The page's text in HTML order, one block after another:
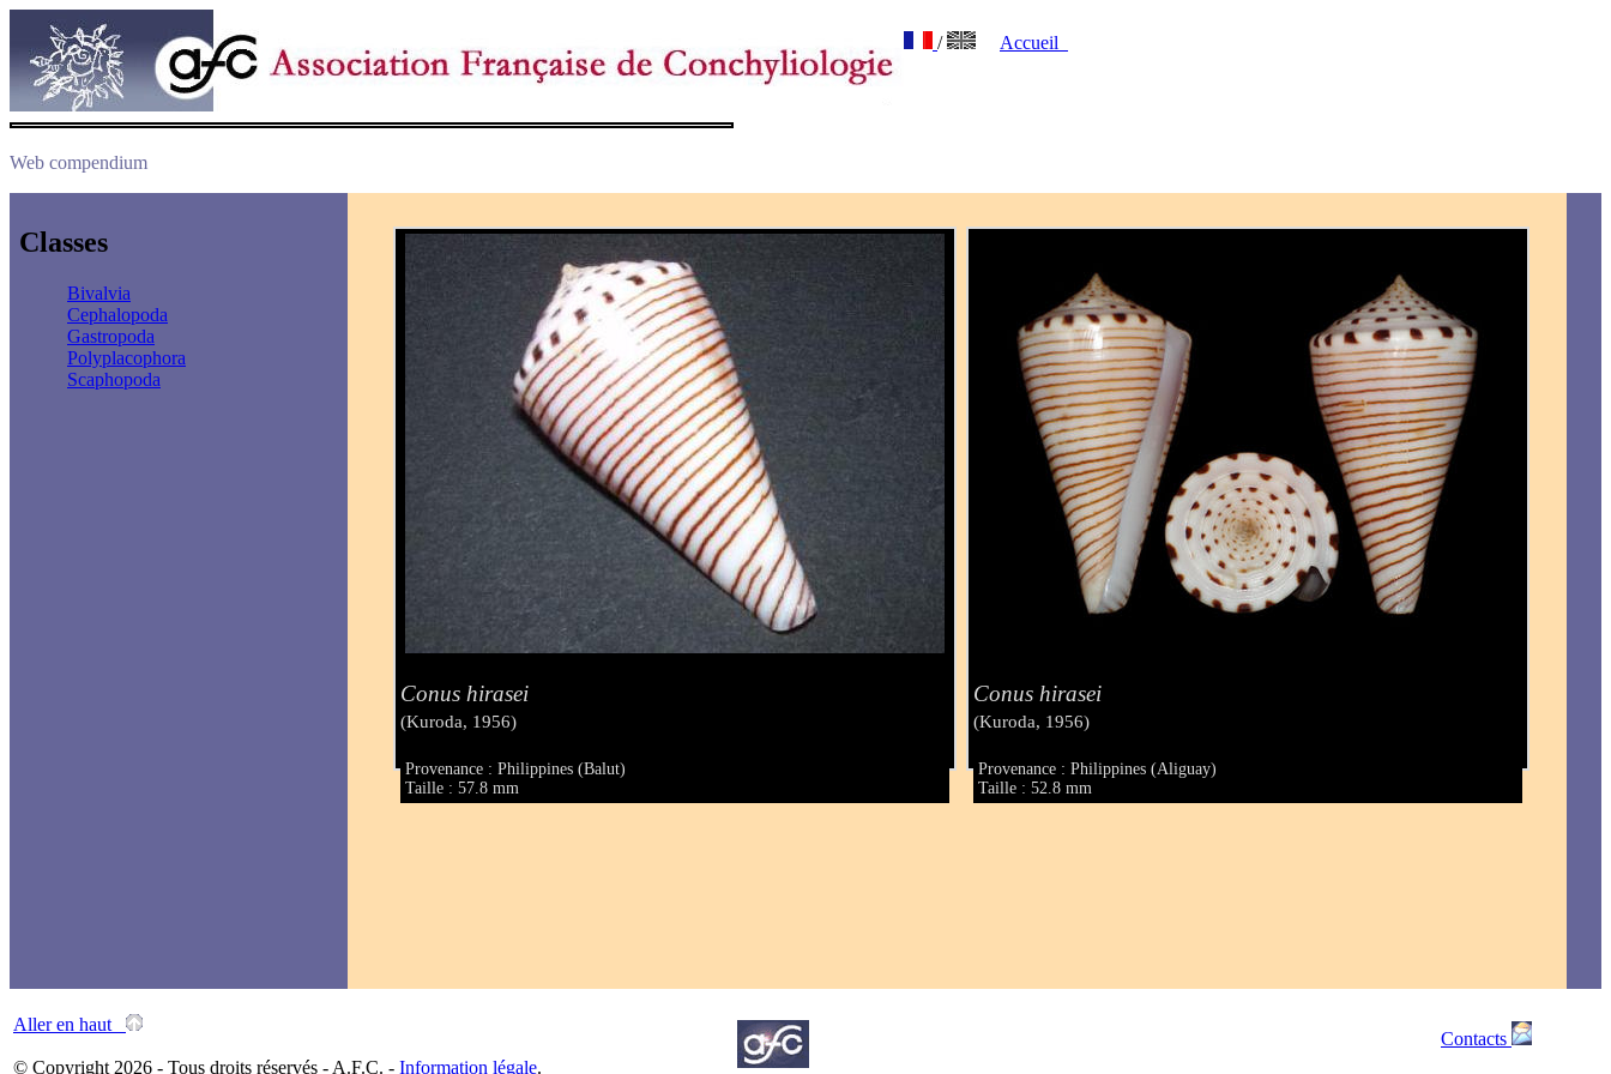
/ Accueil
Web compendium
Classes
Bivalvia
Cephalopoda
Gastropoda
Polyplacophora
Scaphopoda
Conus hirasei
(Kuroda, 1956)
Provenance : Philippines (Balut)
Taille : 57.8 mm
Conus hirasei
(Kuroda, 1956)
Provenance : Philippines (Aliguay)
Taille : 52.8 mm
Aller en haut
© Copyright 2026 - Tous droits réservés - A.F.C. - Information légale.
Contacts